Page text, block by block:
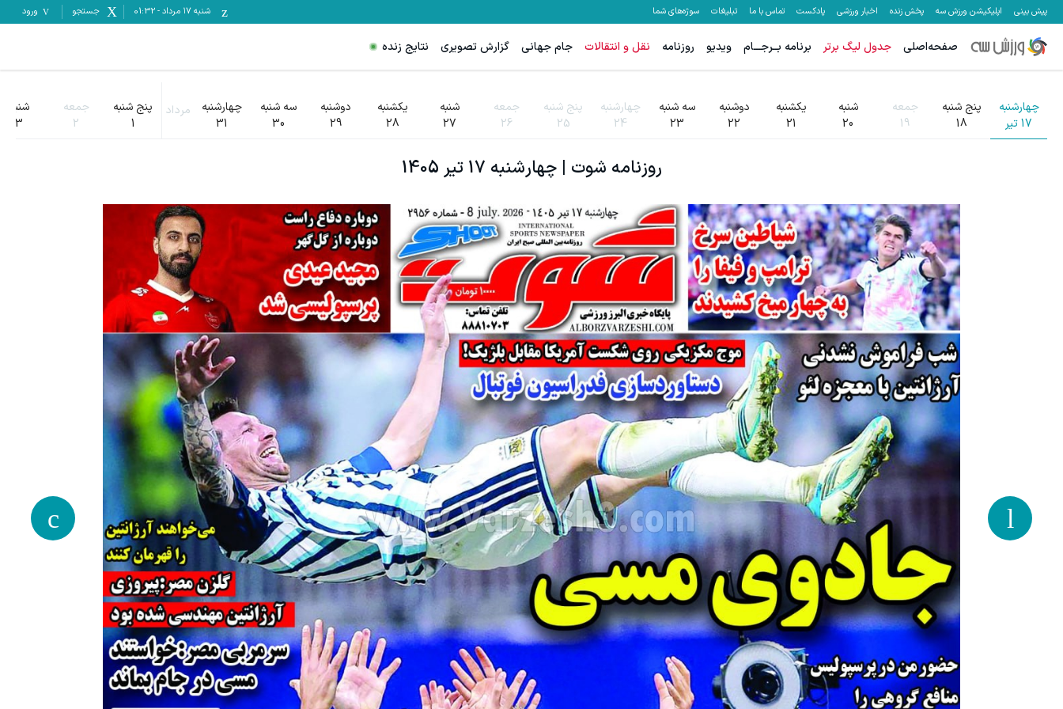
پیش بینی اپلیکیشن ورزش سه پخش زنده اخبار ورزشی پادکست تماس با ما تبلیغات سوژه‌های شما شنبه ۱۷ مرداد -
01:32 جستجو ورود
صفحه‌اصلی جدول لیگ برتر برنامه بــرجـــام ویدیو روزنامه نقل و انتقالات جام جهانی گزارش تصویری نتایج زنده
چهارشنبه
17تیر
پنج شنبه
18
جمعه
19
شنبه
20
یکشنبه
21
دوشنبه
22
سه شنبه
23
چهارشنبه
24
پنج شنبه
25
جمعه
26
شنبه
27
یکشنبه
28
دوشنبه
29
سه شنبه
30
چهارشنبه
31
مرداد
پنج شنبه
1
جمعه
2
شنبه
3
روزنامه شوت |چهارشنبه 17 تیر 1405